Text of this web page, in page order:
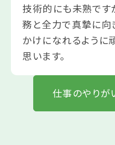
技術的にも未熟です
務と全力で真摯に向
かけになれるように
思います。
仕事のやりが